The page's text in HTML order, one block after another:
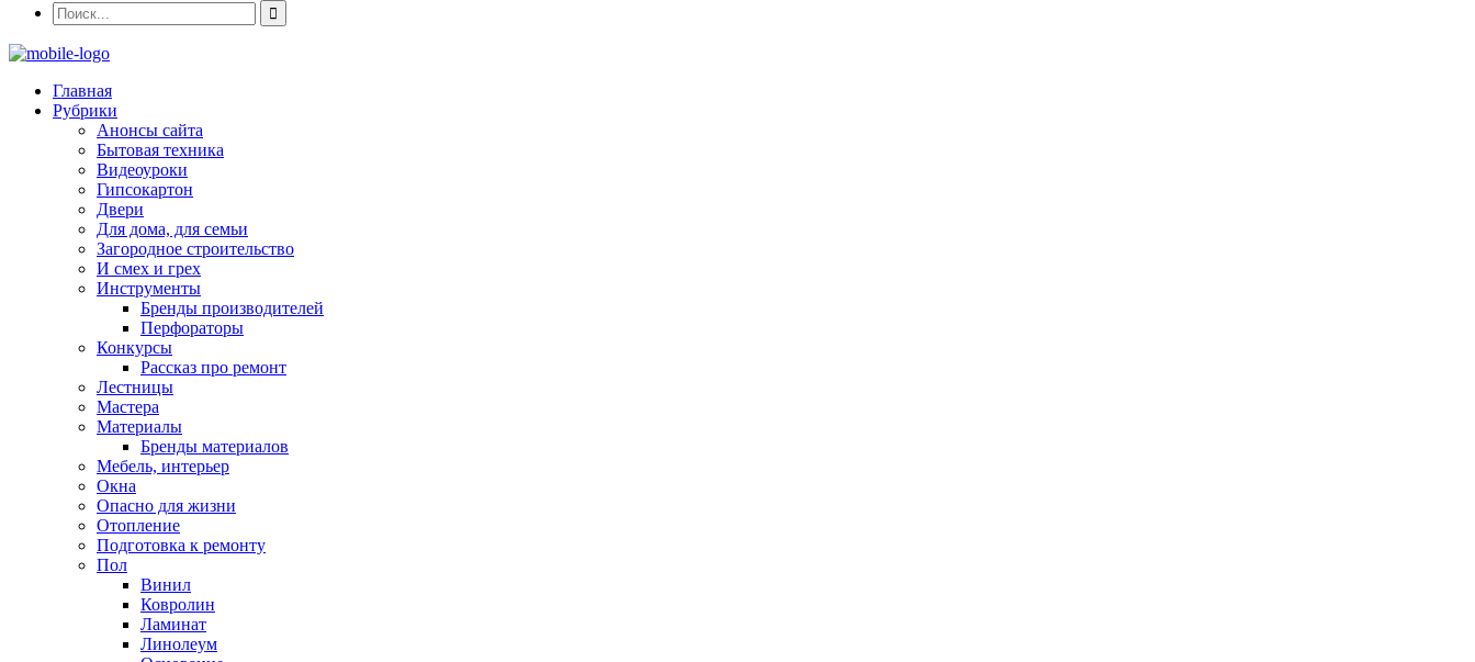
Главная
Рубрики
Анонсы сайта
Бытовая техника
Видеоуроки
Гипсокартон
Двери
Для дома, для семьи
Загородное строительство
И смех и грех
Инструменты
Бренды производителей
Перфораторы
Конкурсы
Рассказ про ремонт
Лестницы
Мастера
Материалы
Бренды материалов
Мебель, интерьер
Окна
Опасно для жизни
Отопление
Подготовка к ремонту
Пол
Винил
Ковролин
Ламинат
Линолеум